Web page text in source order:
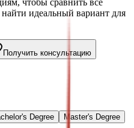
чтобы сравнить все
идеальный вариант для
Получить консультацию
Degree Master's Degree